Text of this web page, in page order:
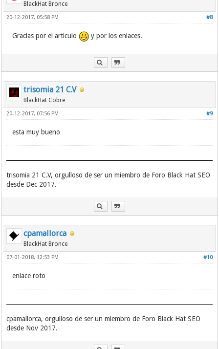
BlackHat Bronce
#8
20-12-2017, 05:58 PM
Gracias por el articulo y por los enlaces.
trisomia 21 C.V
BlackHat Cobre
#9
20-12-2017, 07:56 PM
esta muy bueno
trisomia 21 C.V, orgulloso de ser un miembro de Foro Black Hat SEO
desde Dec 2017.
cpamallorca
BlackHat Bronce
#10
07-01-2018, 12:53 PM
enlace roto
cpamallorca, orgulloso de ser un miembro de Foro Black Hat SEO
desde Nov 2017.